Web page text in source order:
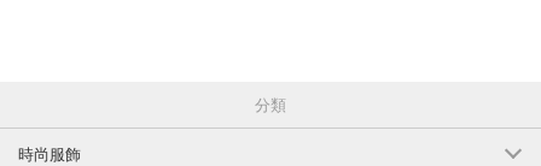
分類
時尚服飾